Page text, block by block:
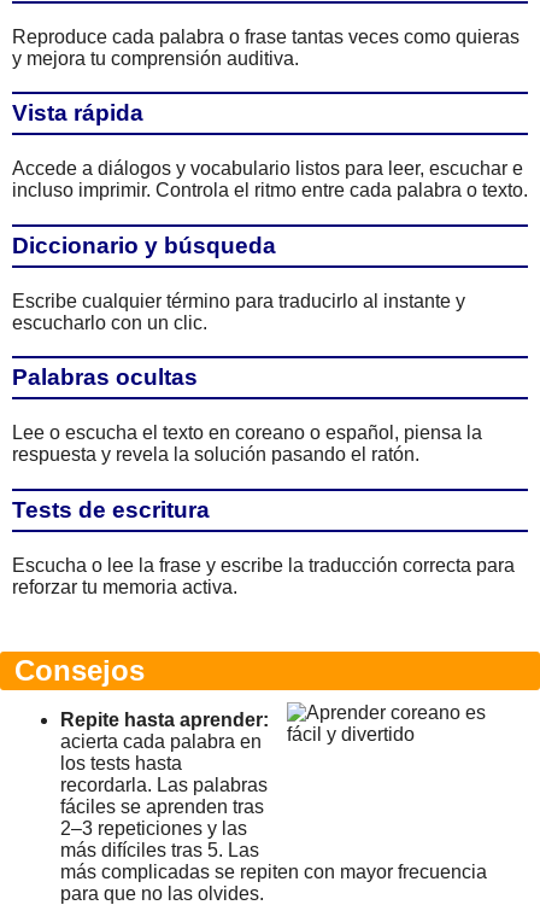
Reproduce cada palabra o frase tantas veces como quieras
y mejora tu comprensión auditiva.
Vista rápida
Accede a diálogos y vocabulario listos para leer, escuchar e
incluso imprimir. Controla el ritmo entre cada palabra o texto.
Diccionario y búsqueda
Escribe cualquier término para traducirlo al instante y
escucharlo con un clic.
Palabras ocultas
Lee o escucha el texto en coreano o español, piensa la
respuesta y revela la solución pasando el ratón.
Tests de escritura
Escucha o lee la frase y escribe la traducción correcta para
reforzar tu memoria activa.
Consejos
Repite hasta aprender:
acierta cada palabra en
los tests hasta
recordarla. Las palabras
fáciles se aprenden tras
2–3 repeticiones y las
más difíciles tras 5. Las
más complicadas se repiten con mayor frecuencia
para que no las olvides.